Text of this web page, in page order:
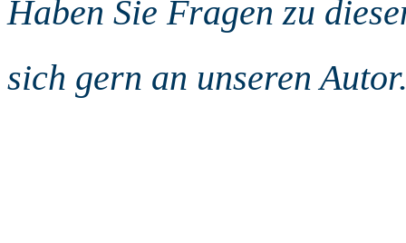
Haben Sie Fragen zu
sich gern an unseren